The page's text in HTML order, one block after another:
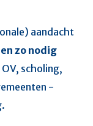
aandacht
zo nodig
scholing,
-